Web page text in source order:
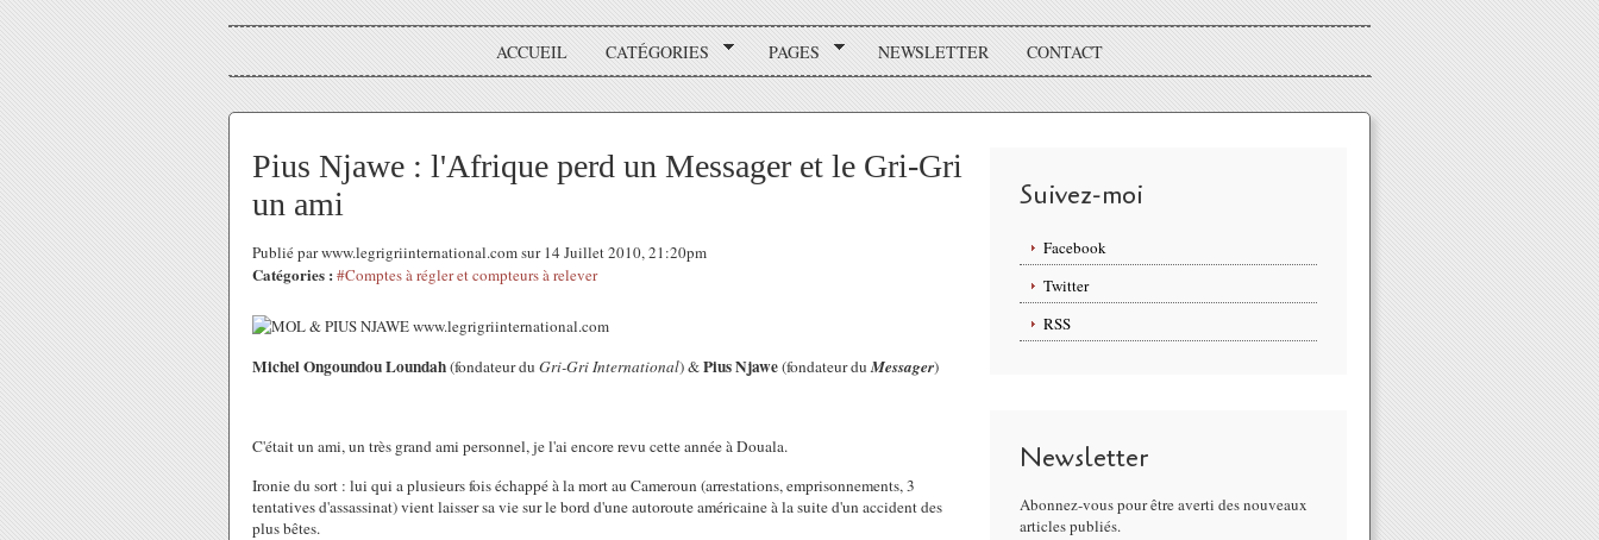
ACCUEIL CATÉGORIES PAGES NEWSLETTER CONTACT
Pius Njawe : l'Afrique perd un Messager et le Gri-Gri
un ami
Publié par www.legrigriinternational.com sur 14 Juillet 2010, 21:20pm
Catégories : #Comptes à régler et compteurs à relever
Michel Ongoundou Loundah(fondateur du Gri-Gri International) &Pius Njawe(fondateur duMessager)
C'était un ami, un très grand ami personnel, je l'ai encore revu cette année à Douala.
Ironie du sort : lui qui a plusieurs fois échappé à la mort au Cameroun (arrestations, emprisonnements, 3
tentatives d'assassinat) vient laisser sa vie sur le bord d'une autoroute américaine à la suite d'un accident des
plus bêtes.
Suivez-moi
Facebook
Twitter
RSS
Newsletter
Abonnez-vous pour être averti des nouveaux
articles publiés.